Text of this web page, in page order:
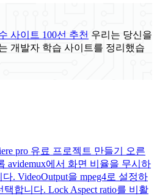
사이트 100선 추천 우리는 당신을
개발자 학습 사이트를 정리했습
pro 유료 프로젝트 만들기 오른
avidemux에서 화면 비율을 무시하
. VideoOutput을 mpeg4로 설정하
택합니다. Lock Aspect ratio를 비활